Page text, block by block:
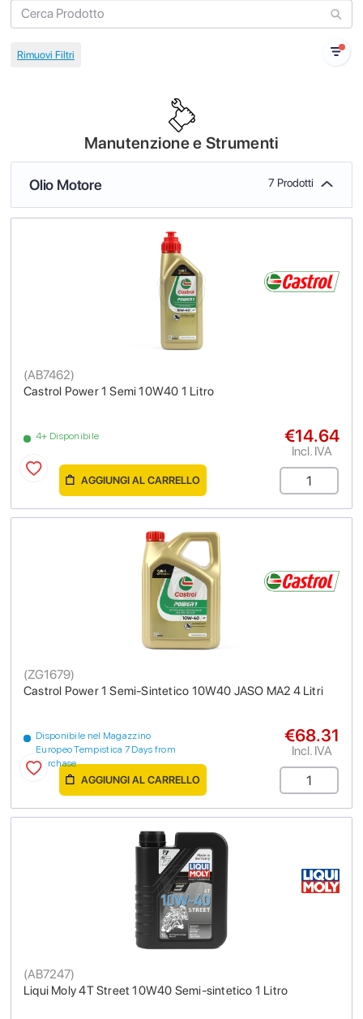
Manutenzione e Strumenti
Olio Motore 7 Prodotti
Castrol Power 1 Semi 10W40 1 Litro
(AB7462)
4+ Disponibile €14.64
Incl. IVA
AGGIUNGI AL CARRELLO
Castrol Power 1 Semi-Sintetico 10W40 JASO MA2 4 Litri
(ZG1679)
Disponibile nel Magazzino
Europeo Tempistica 7 Days from
purchase
€68.31
Incl. IVA
AGGIUNGI AL CARRELLO
Liqui Moly 4T Street 10W40 Semi-sintetico 1 Litro
(AB7247)